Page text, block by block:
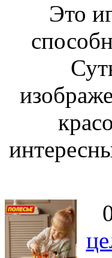
Это